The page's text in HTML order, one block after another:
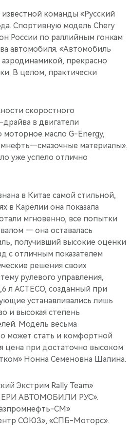
команды «Русский
Спортивную модель Chery
России по раллийным гонкам
автомобиля. «Автомобиль
прекрасно
В целом, практически
скоростного
в двигатели
моторное масло G-Energy,
материалы».
уже успело отлично
в Китае самой стильной,
в Карелии она показала
мгновенно, все попытки
— она оставалась
получивший высокие оценки
с отличным показателем
решения своих
рулевого управления,
л ACTECO, созданный при
устанавливались лишь
и высокая степень
Модель весьма
может стать и комфортной
цена при достаточно высоком
Нонна Семеновна Шалина.
Экстрим Rally Team»
АВТОМОБИЛИ РУС».
СМ»
СОЮЗ», «СПБ-Моторс».